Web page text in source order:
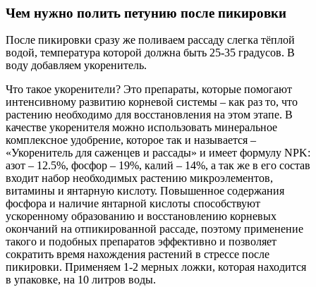
Чем нужно полить петунию после пикировки
После пикировки сразу же поливаем рассаду слегка тёплой
водой, температура которой должна быть 25-35 градусов. В
воду добавляем укоренитель.
Что такое укоренители? Это препараты, которые помогают
интенсивному развитию корневой системы – как раз то, что
растению необходимо для восстановления на этом этапе. В
качестве укоренителя можно использовать минеральное
комплексное удобрение, которое так и называется –
«Укоренитель для саженцев и рассады» и имеет формулу NPK:
азот – 12.5%, фосфор – 19%, калий – 14%, а так же в его состав
входит набор необходимых растению микроэлементов,
витамины и янтарную кислоту. Повышенное содержания
фосфора и наличие янтарной кислоты способствуют
ускоренному образованию и восстановлению корневых
окончаний на отпикированной рассаде, поэтому применение
такого и подобных препаратов эффективно и позволяет
сократить время нахождения растений в стрессе после
пикировки. Применяем 1-2 мерных ложки, которая находится
в упаковке, на 10 литров воды.